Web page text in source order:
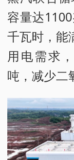
容量达
千瓦时，能
用电需求
吨，减少二